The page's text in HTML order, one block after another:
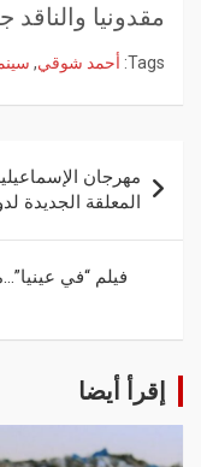
مقدونيا
Tags: أحمد شوقي,
مهرجان
المعلقة الجديدة
فيلم “في
إقرأ أيضا